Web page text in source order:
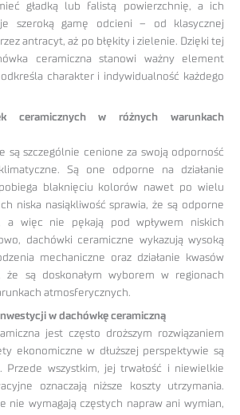
gładką lub falistą powierzchnię, a ich
szeroką gamę odcieni – od klasycznej
antracyt, aż po błękity i zielenie. Dzięki tej
ceramiczna stanowi ważny element
charakter i indywidualność każdego
ceramicznych w różnych warunkach
są szczególnie cenione za swoją odporność
Są one odporne na działanie
blaknięciu kolorów nawet po wielu
niska nasiąkliwość sprawia, że są odporne
a więc nie pękają pod wpływem niskich
dachówki ceramiczne wykazują wysoką
mechaniczne oraz działanie kwasów
że są doskonałym wyborem w regionach
atmosferycznych.
w dachówkę ceramiczną
jest często droższym rozwiązaniem
ekonomiczne w dłuższej perspektywie są
Przede wszystkim, jej trwałość i niewielkie
oznaczają niższe koszty utrzymania.
nie wymagają częstych napraw ani wymian,